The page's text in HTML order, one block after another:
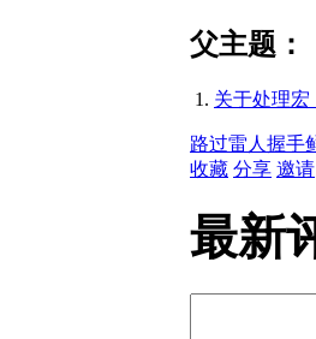
父主题：
关于处理
路过雷人 握手
收藏 分享 邀请
最新